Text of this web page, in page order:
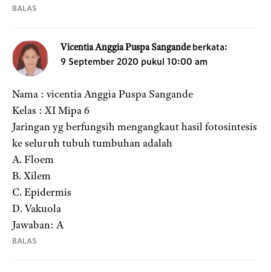
BALAS
Vicentia Anggia Puspa Sangande berkata:
9 September 2020 pukul 10:00 am
Nama : vicentia Anggia Puspa Sangande
Kelas : XI Mipa 6
Jaringan yg berfungsih mengangkaut hasil fotosintesis
ke seluruh tubuh tumbuhan adalah
A. Floem
B. Xilem
C. Epidermis
D. Vakuola
Jawaban: A
BALAS